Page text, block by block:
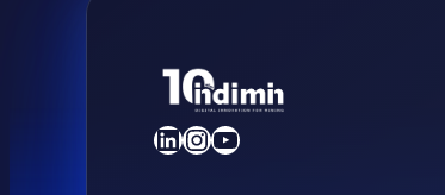
LinkedIn
Instagram
YouTube